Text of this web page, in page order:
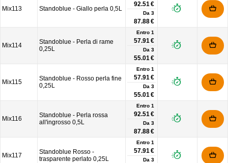
Mix113 Standoblue - Giallo perla 0,5L
92.51 €
Da 3
87.88 €
Mix114
Standoblue - Perla di rame
0,25L
Entro 1
57.91 €
Da 3
55.01 €
Mix115
Standoblue - Rosso perla fine
0,25L
Entro 1
57.91 €
Da 3
55.01 €
Mix116
Standoblue - Perla rossa
all'ingrosso 0,5L
Entro 1
92.51 €
Da 3
87.88 €
Mix117
Standoblue Rosso -
trasparente perlato 0,25L
Entro 1
57.91 €
Da 3